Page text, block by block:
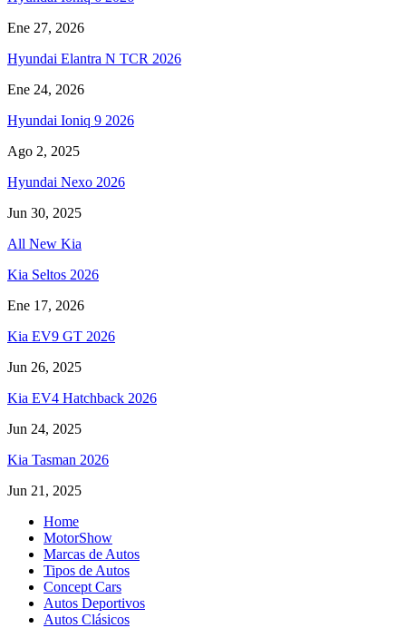
Ene 27, 2026
Hyundai Elantra N TCR 2026
Ene 24, 2026
Hyundai Ioniq 9 2026
Ago 2, 2025
Hyundai Nexo 2026
Jun 30, 2025
All New Kia
Kia Seltos 2026
Ene 17, 2026
Kia EV9 GT 2026
Jun 26, 2025
Kia EV4 Hatchback 2026
Jun 24, 2025
Kia Tasman 2026
Jun 21, 2025
Home
MotorShow
Marcas de Autos
Tipos de Autos
Concept Cars
Autos Deportivos
Autos Clásicos